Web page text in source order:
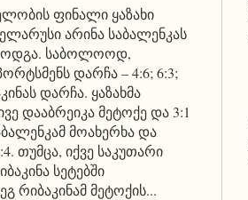
ფინალი ყაზახი
არინა საბალენკას
საბოლოოდ,
დარჩა – 4:6; 6:3;
დარჩა. ყაზახმა
დააბრეიკა მეტოქე და 3:1
მოახერხა და
თუმცა, იქვე საკუთარი
სეტებში
რიბაკინამ მეტოქის...